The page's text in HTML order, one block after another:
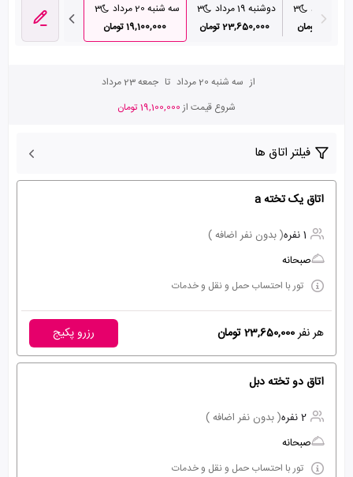
3
تومان
دوشنبه 19 مرداد
3
23,650,000 تومان
سه شنبه 20 مرداد
3
19,100,000 تومان
چهارشنبه 21 مرداد
22,970,000 تومان
از سه شنبه 20 مرداد تا جمعه 23 مرداد
شروع قیمت از19,100,000 تومان
فیلتر اتاق ها
اتاق یک تخته a
1 نفره
( بدون نفر اضافه )
صبحانه
تور با احتساب حمل و نقل و خدمات
هر نفر23,650,000 تومان رزرو پکیج
اتاق دو تخته دبل
2 نفره
( بدون نفر اضافه )
صبحانه
تور با احتساب حمل و نقل و خدمات